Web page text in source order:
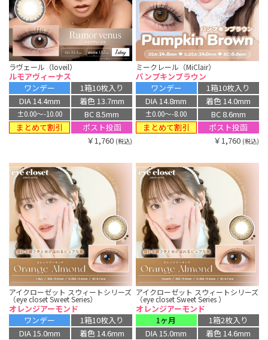
ラヴェール（loveil）
ルモアヴィーナス
ワンデー
1箱10枚入り
DIA 14.4mm
着色 13.7mm
±0.00〜-10.00
BC 8.5mm
まとめて割引
ポスト投函
￥1,760 (税込)
ミークレール（MiClair）
パンプキンブラウン
ワンデー
1箱10枚入り
DIA 14.8mm
着色 14.0mm
±0.00〜-8.00
BC 8.6mm
まとめて割引
ポスト投函
￥1,760 (税込)
アイクローゼット スウィートシリーズ
（eye closet Sweet Series）
オレンジアーモンド
ワンデー
1箱10枚入り
DIA 15.0mm
着色 14.6mm
アイクローゼット スウィートシリーズ
（eye closet Sweet Series ）
オレンジアーモンド
1ヶ月
1箱2枚入り
DIA 15.0mm
着色 14.6mm